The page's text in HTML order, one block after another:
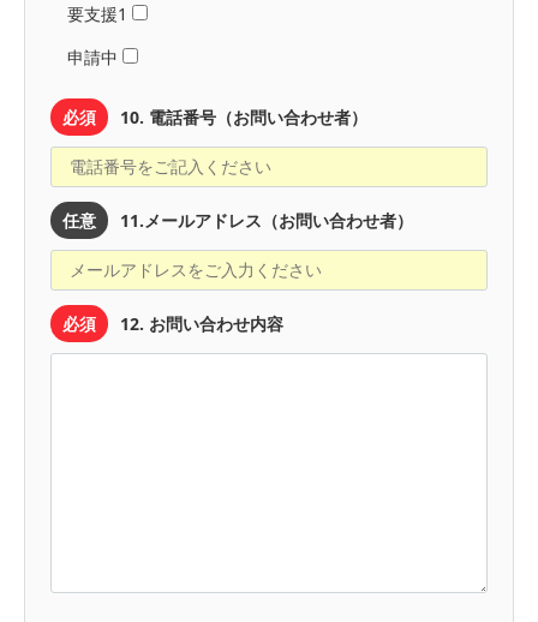
要支援1
申請中
必須 10. 電話番号（お問い合わせ者）
任意 11.メールアドレス（お問い合わせ者）
必須 12. お問い合わせ内容